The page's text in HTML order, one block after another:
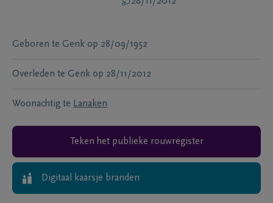
Geboren te Genk op 28/09/1952
Overleden te Genk op 28/11/2012
Woonachtig te Lanaken
Teken het publieke rouwregister
Digitaal kaarsje branden